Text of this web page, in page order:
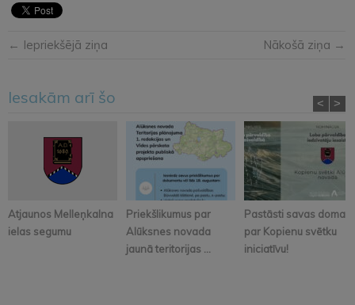
← Iepriekšējā ziņa Nākošā ziņa →
Iesakām arī šo
Atjaunos Melleņkalna
ielas segumu
Priekšlikumus par
Alūksnes novada
jaunā teritorijas ...
Pastāsti savas domas
par Kopienu svētku
iniciatīvu!
< >